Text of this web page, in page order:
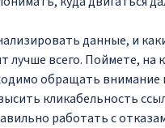
данные, и
лучше всего. Поймете, на
обращать внимание
кликабельность
работать с